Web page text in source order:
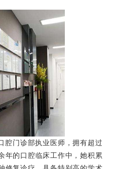
腔门诊部执业医师，拥有超过
年的口腔临床工作中，她积累